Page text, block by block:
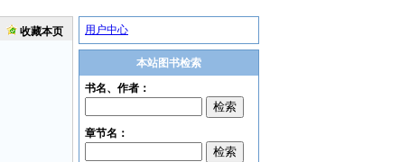
收藏本页 用户中心
本站图书检索